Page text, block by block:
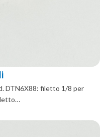
DTN6X88: filetto 1/8 per